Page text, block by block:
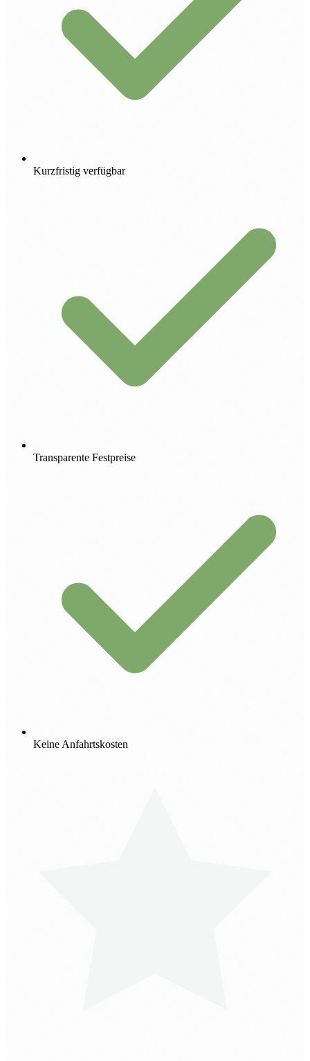
Kurzfristig verfügbar
Transparente Festpreise
Keine Anfahrtskosten